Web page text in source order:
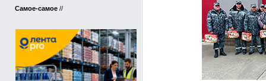
Самое-самое //